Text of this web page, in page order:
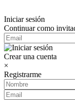
Iniciar sesión
Continuar como
Crear una cuenta
×
Registrarme